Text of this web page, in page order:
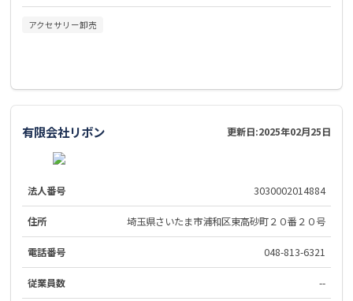
アクセサリー卸売
有限会社リボン 更新日:2025年02月25日
法人番号 3030002014884
住所 埼玉県さいたま市浦和区東高砂町２０番２０号
電話番号 048-813-6321
従業員数 --